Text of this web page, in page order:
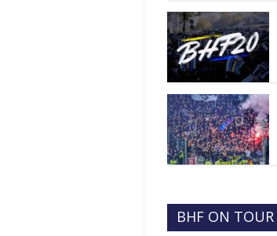
BHF ON TOUR